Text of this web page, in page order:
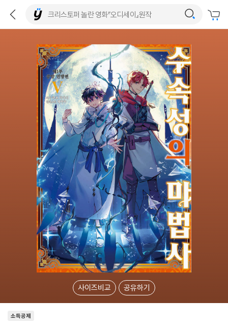
사이즈비교 공유하기
소득공제